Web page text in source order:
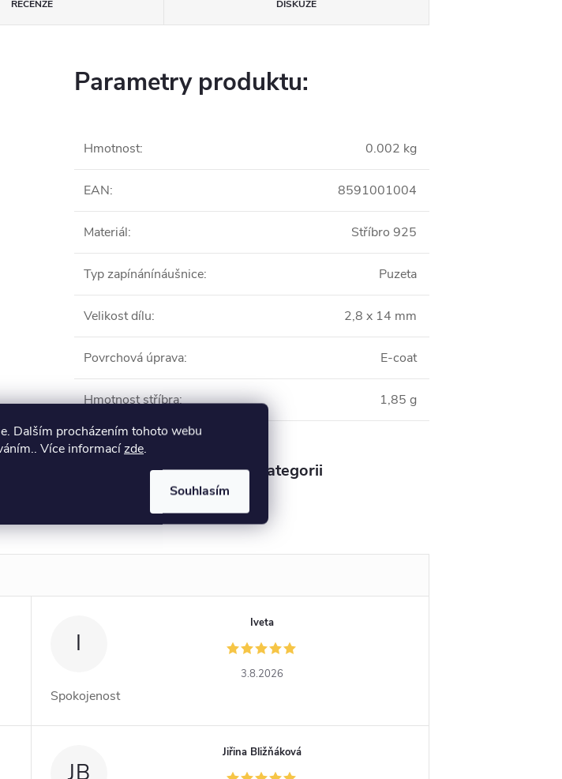
Dalším procházením tohoto webu
Více informacízde.
Souhlasím
RECENZE DISKUZE
Parametry produktu:
Hmotnost: 0.002 kg
EAN: 8591001004
Materiál: Stříbro 925
Typ zapínánínáušnice: Puzeta
Velikost dílu: 2,8 x 14 mm
Povrchová úprava: E-coat
Hmotnost stříbra: 1,85 g
Produkt naleznete v této kategorii
I
Iveta
3.8.2026
Spokojenost
JB
Jiřina Bližňáková